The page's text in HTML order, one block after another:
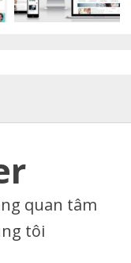
quan tâm
tôi